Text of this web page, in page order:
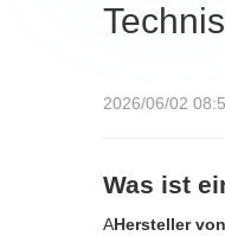
2026/06/02
Was ist
AHersteller